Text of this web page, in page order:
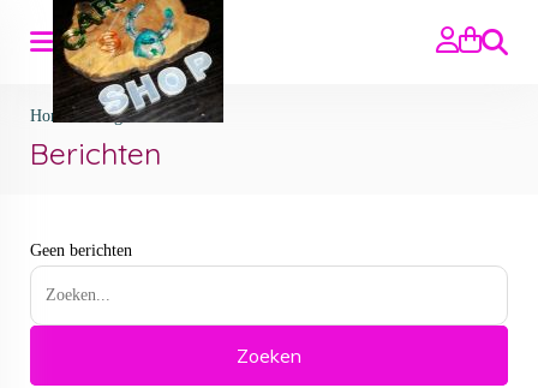
Zoeken
Home>Blog>
Berichten
Geen berichten